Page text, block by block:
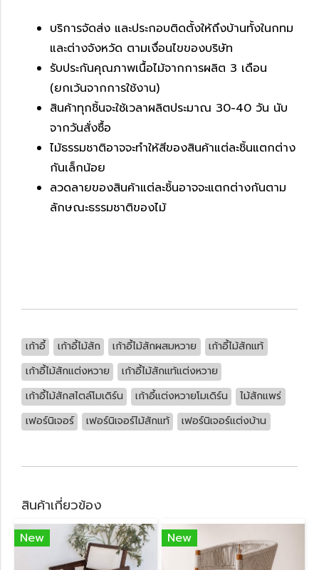
บริการจัดส่ง และประกอบติดตั้งให้ถึงบ้านทั้งในกทม
และต่างจังหวัด ตามเงื่อนไขของบริษัท
รับประกันคุณภาพเนื้อไม้จากการผลิต 3 เดือน
(ยกเว้นจากการใช้งาน)
สินค้าทุกชิ้นจะใช้เวลาผลิตประมาณ 30-40 วัน นับ
จากวันสั่งซื้อ
ไม้ธรรมชาติอาจจะทำให้สีของสินค้าแต่ละชิ้นแตกต่าง
กันเล็กน้อย
ลวดลายของสินค้าแต่ละชิ้นอาจจะแตกต่างกันตาม
ลักษณะธรรมชาติของไม้
เก้าอี้ เก้าอี้ไม้สัก เก้าอี้ไม้สักผสมหวาย
เก้าอี้ไม้สักแท้
เก้าอี้ไม้สักแต่งหวาย
เก้าอี้ไม้สักแท้แต่งหวาย
เก้าอี้ไม้สักสไตล์โมเดิร์น
เก้าอี้แต่งหวายโมเดิร์น
ไม้สักแพร่
เฟอร์นิเจอร์
เฟอร์นิเจอร์ไม้สักแท้ เฟอร์นิเจอร์แต่งบ้าน
สินค้าเกี่ยวข้อง
New New